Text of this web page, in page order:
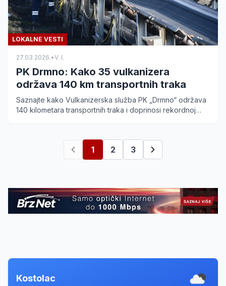
LOKALNE VESTI
27.03.2026.•V. I.
PK Drmno: Kako 35 vulkanizera
održava 140 km transportnih traka
Saznajte kako Vulkanizerska služba PK „Drmno“ održava
140 kilometara transportnih traka i doprinosi rekordnoj
1 2 3
Kostolac